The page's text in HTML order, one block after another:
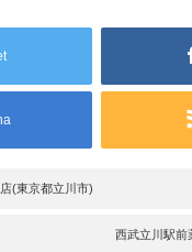
(東京都立川市)
西武立川駅前